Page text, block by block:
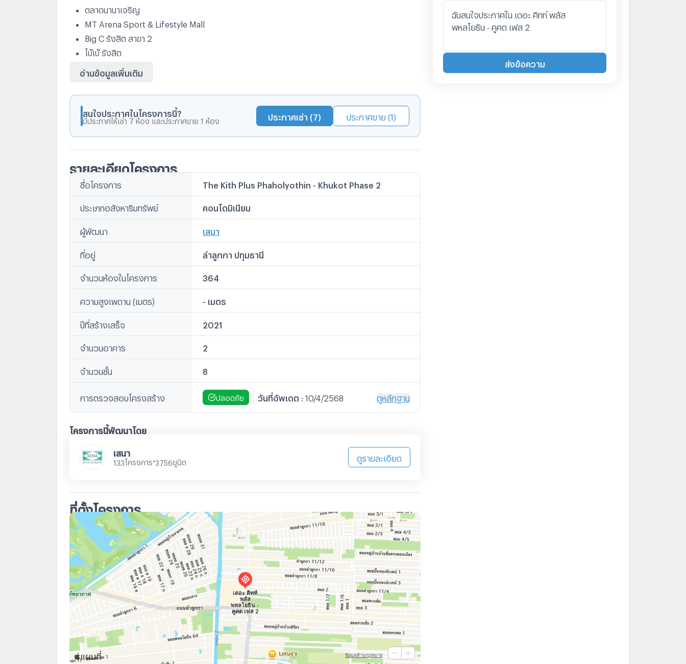
ตลาดนานาเจริญ
MT Arena Sport & Lifestyle Mall
Big C รังสิต สาขา 2
โบ๊เบ๊ รังสิต
Zeer รังสิต
Major รังสิต
รร.ฤทธิยะวรรณาลัย 2
รร.โชคชัยรังสิต
ม.ธรรมศาสตร์
รพ.บี แคร์
รพ.สินแพทย์ ลำลูกกา
อ่านข้อมูลเพิ่มเติม
สนใจประกาศในโครงการนี้?
มีประกาศให้เช่า 7 ห้อง และประกาศขาย 1 ห้อง
ประกาศเช่า (7) ประกาศขาย (1)
รายละเอียดโครงการ
ชื่อโครงการ The Kith Plus Phaholyothin - Khukot Phase 2
ประเภทอสังหาริมทรัพย์ คอนโดมิเนียม
ผู้พัฒนา เสนา
ที่อยู่ ลำลูกกา ปทุมธานี
จำนวนห้องในโครงการ 364
ความสูงเพดาน (เมตร) - เมตร
ปีที่สร้างเสร็จ 2021
จำนวนอาคาร 2
จำนวนชั้น 8
การตรวจสอบโครงสร้าง ปลอดภัย วันที่อัพเดต : 10/4/2568 ดูหลักฐาน
โครงการนี้พัฒนาโดย
เสนา
133โครงการ 3756ยูนิต
ดูรายละเอียด
ที่ตั้งโครงการ
ส่งข้อความ